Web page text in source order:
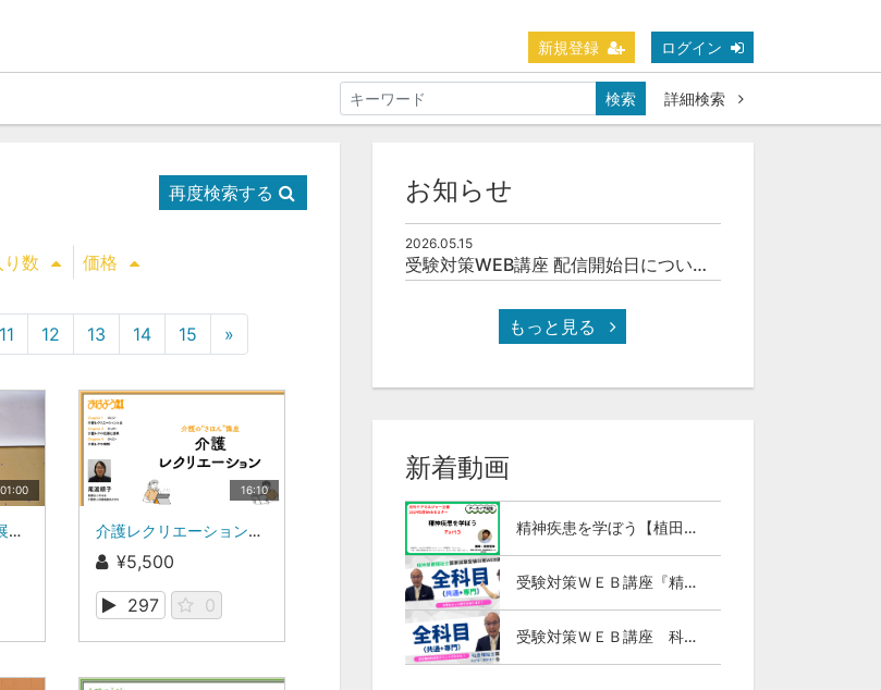
新規登録 ログイン
検索
詳細検索
再度検索する
数 価格
11 12 13 14 15 »
01:00
ピンポン玉遊びから展開した遊び
16:10
介護レクリエーション（介護の“きほん”講座）
¥5,500
297
0
お知らせ
2026.05.15
受験対策WEB講座 配信開始日について(予定)
もっと見る
新着動画
精神疾患を学ぼう【植田俊幸氏】Part３
受験対策ＷＥＢ講座『精神保健福祉士国試ナビ［専門科目］２０２７』＆「科目別の重要ポイントがわかる！社会福祉士合格講座２０２７［共通科目］」
受験対策ＷＥＢ講座 科目別の重要ポイントがわかる！社会福祉士合格講座２０２７（全セット）